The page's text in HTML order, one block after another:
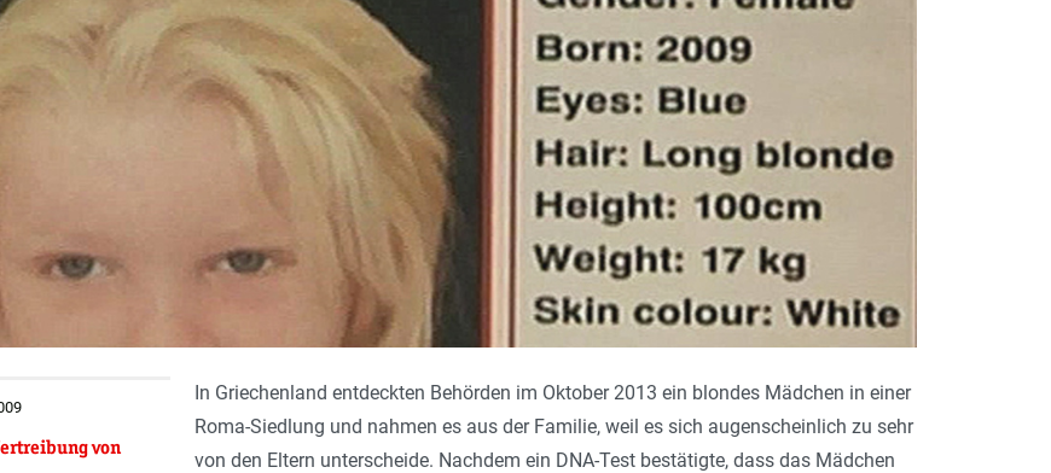
von
In Griechenland entdeckten Behörden im Oktober 2013 ein blondes Mädchen in einer
Roma-Siedlung und nahmen es aus der Familie, weil es sich augenscheinlich zu sehr
von den Eltern unterscheide. Nachdem ein DNA-Test bestätigte, dass das Mädchen